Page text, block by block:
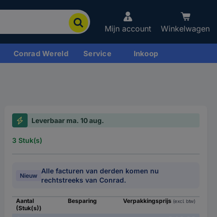
Mijn account Winkelwagen
Conrad Wereld Service Inkoop
Leverbaar ma. 10 aug.
3 Stuk(s)
Nieuw
Alle facturen van derden komen nu
rechtstreeks van Conrad.
Aantal
(Stuk(s))
Besparing Verpakkingsprijs (excl. btw)